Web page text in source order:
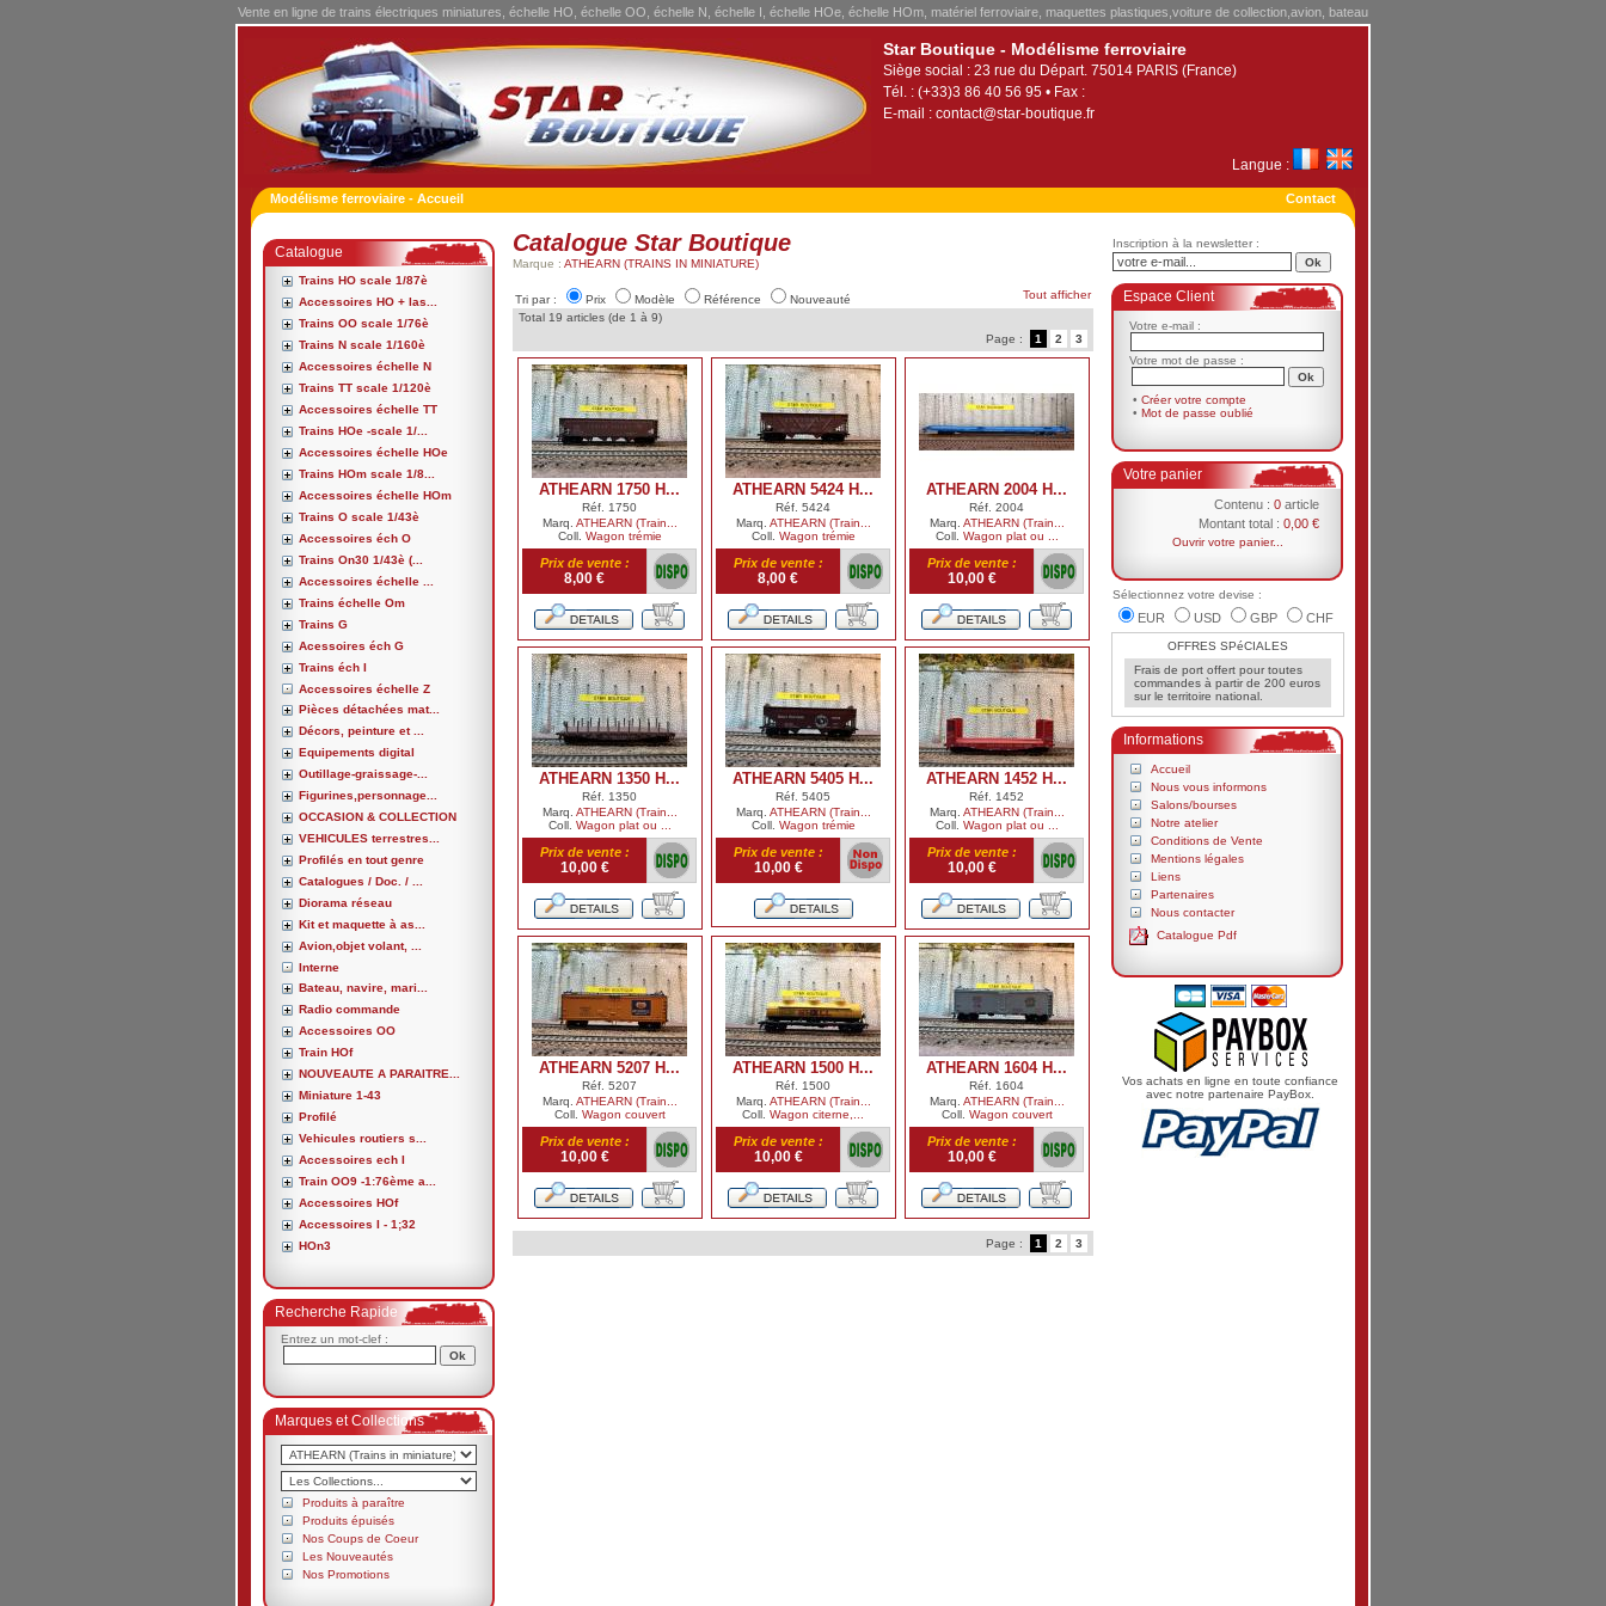
Vente en ligne de trains électriques miniatures, échelle HO, échelle OO, échelle N, échelle I, échelle HOe, échelle HOm, matériel ferroviaire, maquettes plastiques,voiture de collection,avion, bateau
Star Boutique - Modélisme ferroviaire
Siège social : 23 rue du Départ. 75014 PARIS (France)
Tél. : (+33)3 86 40 56 95 • Fax :
E-mail : contact@star-boutique.fr
Langue :
Modélisme ferroviaire - Accueil Contact
Catalogue
Trains HO scale 1/87è
Accessoires HO + las...
Trains OO scale 1/76è
Trains N scale 1/160è
Accessoires échelle N
Trains TT scale 1/120è
Accessoires échelle TT
Trains HOe -scale 1/...
Accessoires échelle HOe
Trains HOm scale 1/8...
Accessoires échelle HOm
Trains O scale 1/43è
Accessoires éch O
Trains On30 1/43è (...
Accessoires échelle ...
Trains échelle Om
Trains G
Acessoires éch G
Trains éch I
Accessoires échelle Z
Pièces détachées mat...
Décors, peinture et ...
Equipements digital
Outillage-graissage-...
Figurines,personnage...
OCCASION & COLLECTION
VEHICULES terrestres...
Profilés en tout genre
Catalogues / Doc. / ...
Diorama réseau
Kit et maquette à as...
Avion,objet volant, ...
Interne
Bateau, navire, mari...
Radio commande
Accessoires OO
Train HOf
NOUVEAUTE A PARAITRE...
Miniature 1-43
Profilé
Vehicules routiers s...
Accessoires ech I
Train OO9 -1:76ème a...
Accessoires HOf
Accessoires I - 1;32
HOn3
Recherche Rapide
Entrez un mot-clef :
Marques et Collections
Produits à paraître
Produits épuisés
Nos Coups de Coeur
Les Nouveautés
Nos Promotions
Catalogue Star Boutique
Marque : ATHEARN (TRAINS IN MINIATURE)
Tri par : Prix Modèle Référence Nouveauté
Tout afficher
Total 19 articles (de 1 à 9)
Page :
1 2 3
ATHEARN 1750 H...
Réf. 1750
Marq. ATHEARN (Train...
Coll. Wagon trémie
Prix de vente :
8,00 €
ATHEARN 5424 H...
Réf. 5424
Marq. ATHEARN (Train...
Coll. Wagon trémie
Prix de vente :
8,00 €
ATHEARN 2004 H...
Réf. 2004
Marq. ATHEARN (Train...
Coll. Wagon plat ou ...
Prix de vente :
10,00 €
ATHEARN 1350 H...
Réf. 1350
Marq. ATHEARN (Train...
Coll. Wagon plat ou ...
Prix de vente :
10,00 €
ATHEARN 5405 H...
Réf. 5405
Marq. ATHEARN (Train...
Coll. Wagon trémie
Prix de vente :
10,00 €
ATHEARN 1452 H...
Réf. 1452
Marq. ATHEARN (Train...
Coll. Wagon plat ou ...
Prix de vente :
10,00 €
ATHEARN 5207 H...
Réf. 5207
Marq. ATHEARN (Train...
Coll. Wagon couvert
Prix de vente :
10,00 €
ATHEARN 1500 H...
Réf. 1500
Marq. ATHEARN (Train...
Coll. Wagon citerne,...
Prix de vente :
10,00 €
ATHEARN 1604 H...
Réf. 1604
Marq. ATHEARN (Train...
Coll. Wagon couvert
Prix de vente :
10,00 €
Page : 1 2 3
Inscription à la newsletter :
Espace Client
Votre e-mail :
Votre mot de passe :
• Créer votre compte
• Mot de passe oublié
Votre panier
Contenu : 0 article
Montant total : 0,00 €
Ouvrir votre panier...
Sélectionnez votre devise :
EUR USD GBP CHF
OFFRES SPéCIALES
Frais de port offert pour toutes
commandes à partir de 200 euros
sur le territoire national.
Informations
Accueil
Nous vous informons
Salons/bourses
Notre atelier
Conditions de Vente
Mentions légales
Liens
Partenaires
Nous contacter
Catalogue Pdf
Vos achats en ligne en toute confiance
avec notre partenaire PayBox.